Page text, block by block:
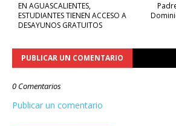
EN AGUASCALIENTES,
ESTUDIANTES TIENEN ACCESO A
DESAYUNOS GRATUITOS
PUBLICAR UN COMENTARIO
0 Comentarios
Publicar un comentario